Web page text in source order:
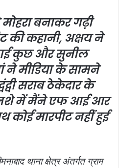
बनाकर गढ़ी
की कहानी, अक्षय ने
कुछ और सुनील
ने मीडिया के सामने
सराब ठेकेदार के
में मैंने एफ आई आर
कोई मारपीट नहींं हुई
थाना क्षेत्र अंतर्गत ग्राम